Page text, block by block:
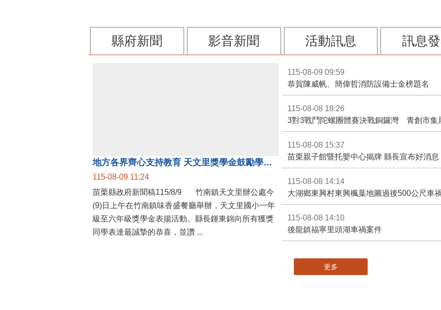
縣府新聞 影音新聞 活動訊息 訊息
地方各界齊心支持教育 天文里獎學金鼓勵學童勇敢追夢
115-08-09 11:24
苗栗縣政府新聞稿115/8/9 竹南鎮天文里辦公處今
(9)日上午在竹南鎮味香盛餐廳舉辦，天文里國小一年
級至六年級獎學金表揚活動。縣長鍾東錦向所有獲獎
同學表達最誠摯的恭喜，並讚 ...
115-08-09 09:59
恭賀陳威帆、簡偉哲消防設備士金榜題名
115-08-08 18:26
3對3戰鬥陀螺團體賽決戰銅鑼灣 青創市集
115-08-08 15:37
苗栗親子館暨托嬰中心揭牌 縣長宣布好消
115-08-08 14:14
大湖鄉東興村東興楓葉地圖過後500公尺車
115-08-08 14:10
後龍鎮福寧里頭湖車禍案件
更多